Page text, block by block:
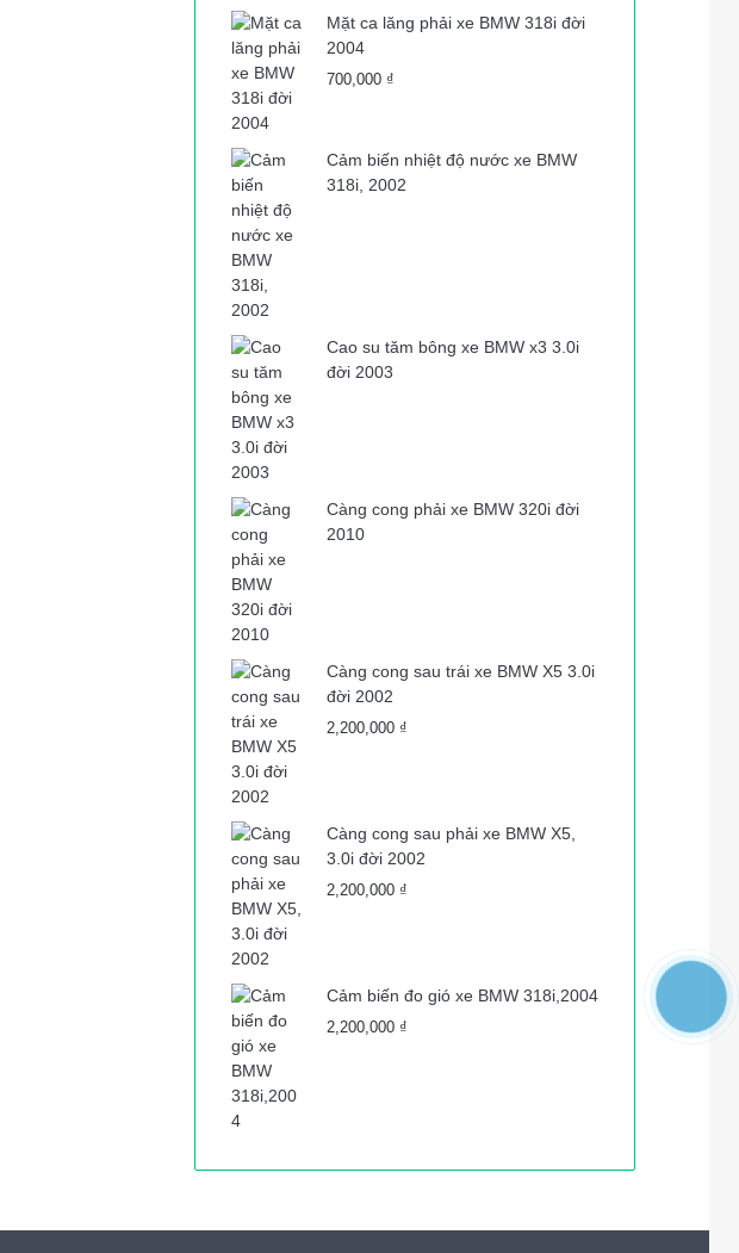
Mặt ca lăng phải xe BMW 318i đời
2004
700,000 ₫
Cảm biến nhiệt độ nước xe BMW
318i, 2002
Cao su tăm bông xe BMW x3 3.0i
đời 2003
Càng cong phải xe BMW 320i đời
2010
Càng cong sau trái xe BMW X5 3.0i
đời 2002
2,200,000 ₫
Càng cong sau phải xe BMW X5,
3.0i đời 2002
2,200,000 ₫
Cảm biến đo gió xe BMW 318i,2004
2,200,000 ₫